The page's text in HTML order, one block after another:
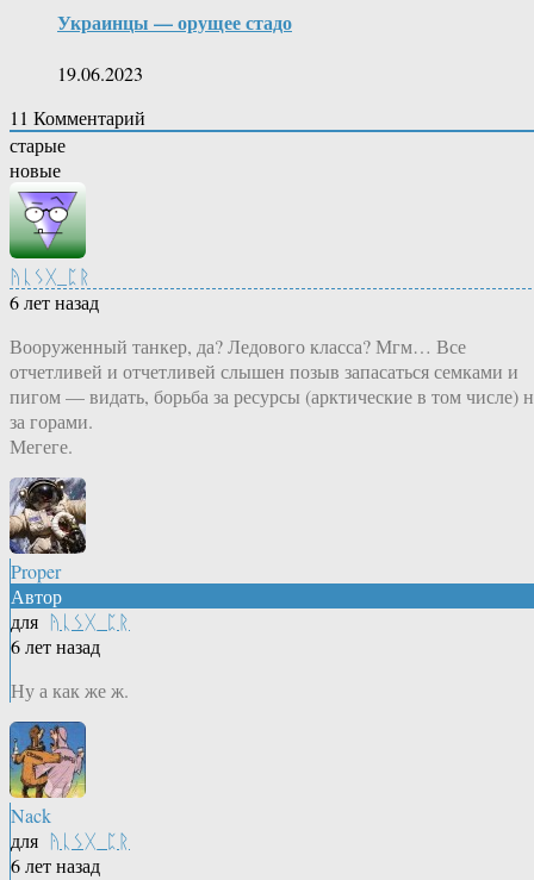
Украинцы — орущее стадо
19.06.2023
11 Комментарий
старые
новые
ᚤᚳᛊᚷ_ᛈᚱ
6 лет назад
Вооруженный танкер, да? Ледового класса? Мгм… Все
отчетливей и отчетливей слышен позыв запасаться семками и
пигом — видать, борьба за ресурсы (арктические в том числе)
за горами.
Мегеге.
Proper
Автор
для ᚤᚳᛊᚷ_ᛈᚱ
6 лет назад
Ну а как же ж.
Nack
для ᚤᚳᛊᚷ_ᛈᚱ
6 лет назад